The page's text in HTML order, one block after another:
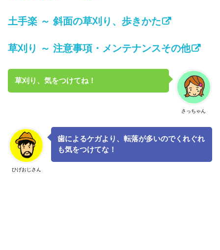
土手楽 ～ 斜面の草刈り、歩きかた
草刈り ～ 注意事項・メンテナンスその他
さっちゃん
草刈り、気をつけてね！
ひげおじさん
歯によるケガより、転落が多いのでくれぐれ
も気をつけてな！